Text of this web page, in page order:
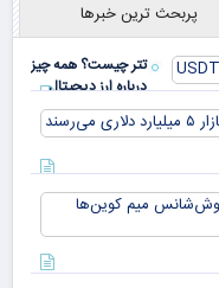
پربحث ترین خبرها
تتر چیست؟ همه چیز
درباره ارز دیجیتال
USDT